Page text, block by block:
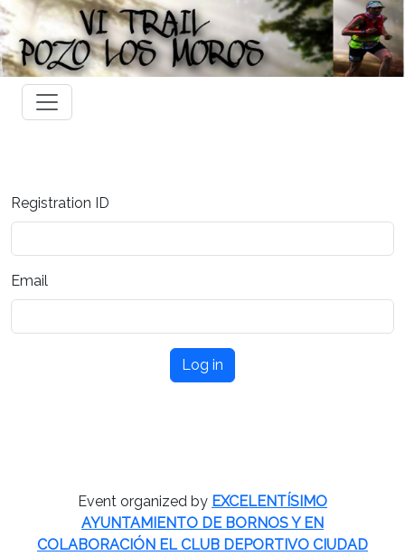
Registration ID
Email
Log in
Event organized by EXCELENTÍSIMO
AYUNTAMIENTO DE BORNOS Y EN
COLABORACIÓN EL CLUB DEPORTIVO CIUDAD